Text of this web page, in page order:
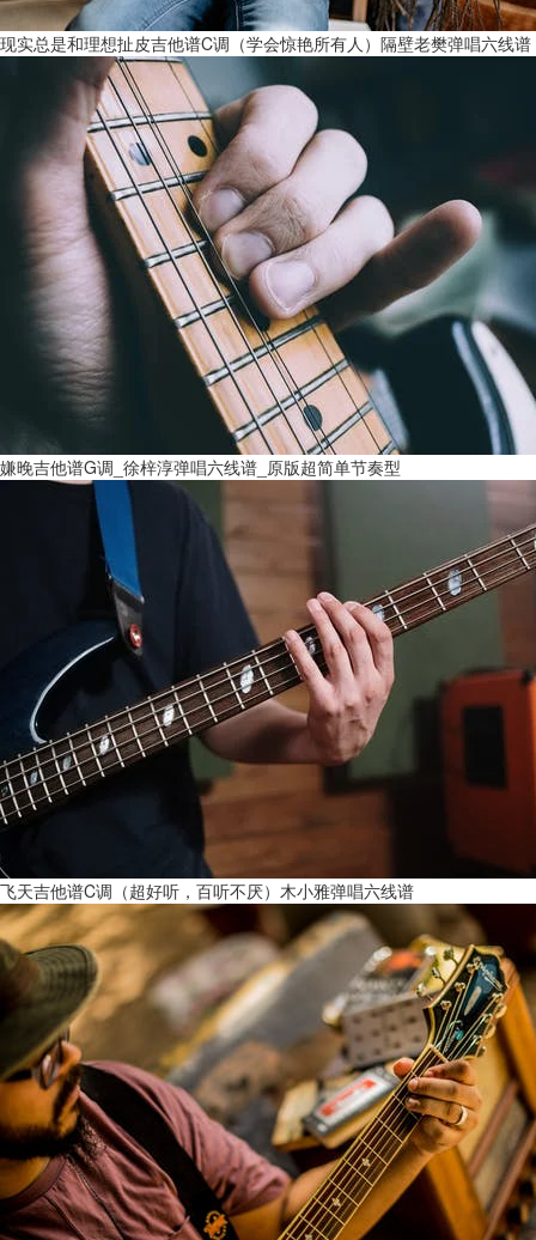
现实总是和理想扯皮吉他谱C调（学会惊艳所有人）隔壁老樊弹唱六线谱
嫌晚吉他谱G调_徐梓淳弹唱六线谱_原版超简单节奏型
飞天吉他谱C调（超好听，百听不厌）木小雅弹唱六线谱